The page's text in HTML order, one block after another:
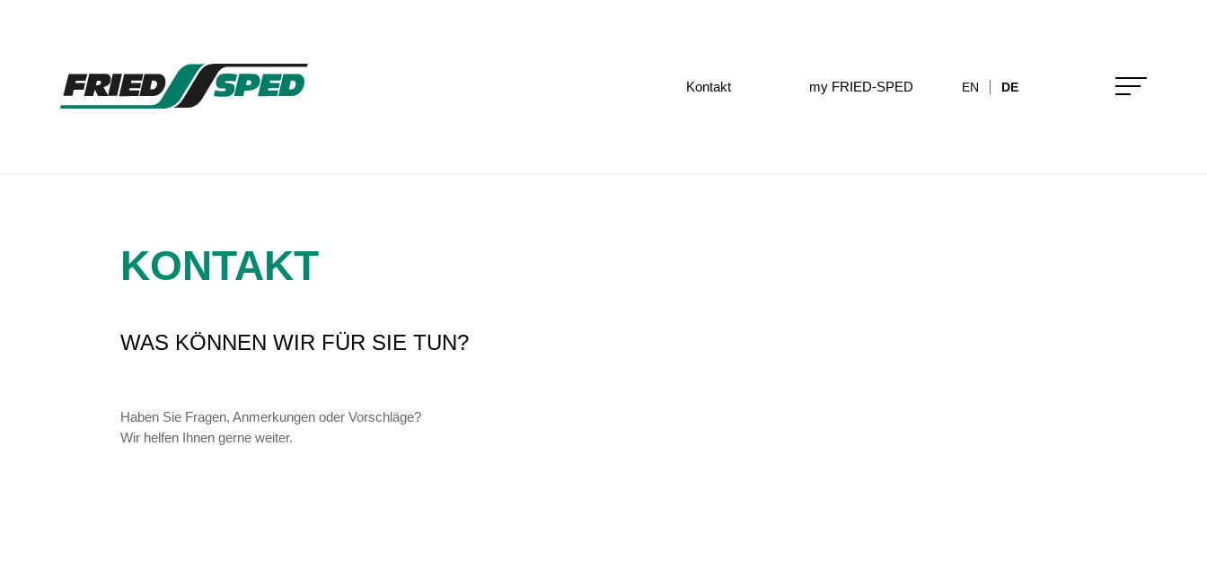
Kontakt my FRIED-SPED EN DE
KONTAKT
WAS KÖNNEN WIR FÜR SIE TUN?
Haben Sie Fragen, Anmerkungen oder Vorschläge?
Wir helfen Ihnen gerne weiter.